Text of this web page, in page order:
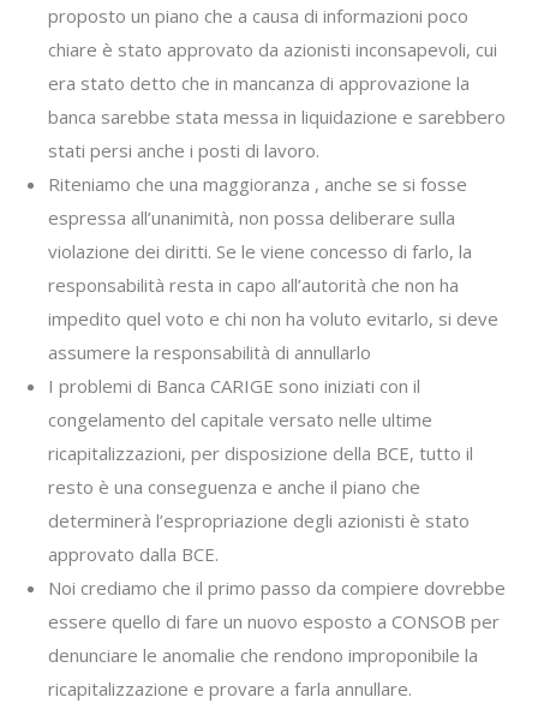
proposto un piano che a causa di informazioni poco
chiare è stato approvato da azionisti inconsapevoli, cui
era stato detto che in mancanza di approvazione la
banca sarebbe stata messa in liquidazione e sarebbero
stati persi anche i posti di lavoro.
Riteniamo che una maggioranza , anche se si fosse
espressa all’unanimità, non possa deliberare sulla
violazione dei diritti. Se le viene concesso di farlo, la
responsabilità resta in capo all’autorità che non ha
impedito quel voto e chi non ha voluto evitarlo, si deve
assumere la responsabilità di annullarlo
I problemi di Banca CARIGE sono iniziati con il
congelamento del capitale versato nelle ultime
ricapitalizzazioni, per disposizione della BCE, tutto il
resto è una conseguenza e anche il piano che
determinerà l’espropriazione degli azionisti è stato
approvato dalla BCE.
Noi crediamo che il primo passo da compiere dovrebbe
essere quello di fare un nuovo esposto a CONSOB per
denunciare le anomalie che rendono improponibile la
ricapitalizzazione e provare a farla annullare.